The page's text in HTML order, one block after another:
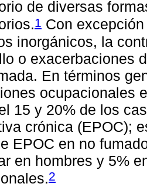
de diversas
1 Con
inorgánicos, la
o exacerbaciones
En términos
ocupacionales
15 y 20% de los
crónica (EPOC);
EPOC en no
en hombres y 5%
2